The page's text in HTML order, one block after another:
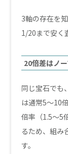
3軸の存在を
1/20まで安く
20倍差はノ
同じ宝石でも
は通常5〜10
倍率（1.5〜5
るため、組み
す。